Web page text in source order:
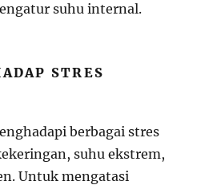
suhu internal.
STRES
berbagai stres
suhu ekstrem,
Untuk mengatasi